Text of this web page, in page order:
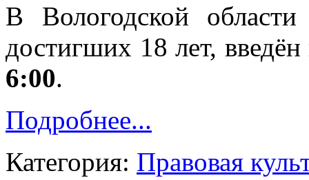
В Вологодской
достигших 18 лет, введён
6:00.
Подробнее...
Категория: Правовая